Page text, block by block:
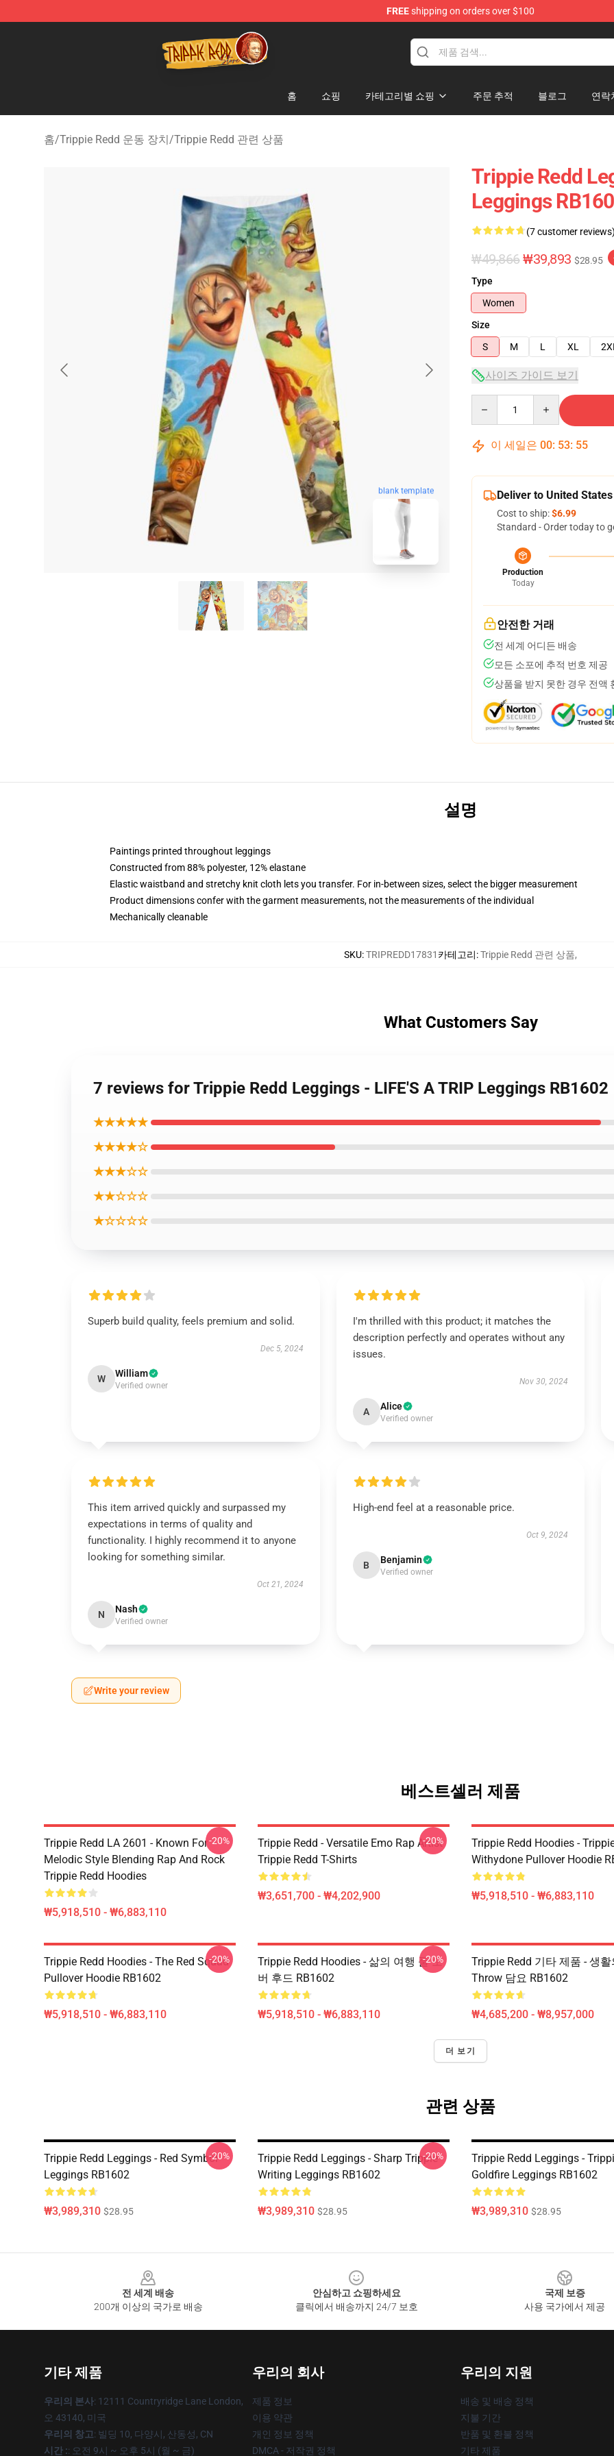
FREEshipping on orders over $100
Trippie Redd Store - Official Trippie Redd Merchandise Shop
홈 쇼핑 카테고리별 쇼핑 주문 추적 블로그 연락
홈/Trippie Redd 운동 장치/Trippie Redd 관련 상품
blank template
Trippie Redd
Leggings
(7 customer
₩49,866₩39,893 $28.95
Type
Women
Size
S
M L XL
사이즈 가이드 보기
이 세일은 00: 53: 54
Deliver to United States
Cost to ship:$6.99
Standard - Order today to
Production
Today
안전한 거래
전 세계 어디든 배송
모든 소포에 추적 번호 제공
상품을 받지 못한 경우 전액
설명
Paintings printed throughout leggings
Constructed from 88% polyester, 12% elastane
Elastic waistband and stretchy knit cloth lets you transfer. For in-between sizes, select the bigger measurement
Product dimensions confer with the garment measurements, not the measurements of the individual
Mechanically cleanable
SKU:TRIPREDD17831 카테고리:Trippie Redd 관련 상품,
What Customers Say
7 reviews for Trippie Redd Leggings - LIFE'S A TRIP Leggings RB1602
★★★★★
★★★★☆
★★★☆☆
★★☆☆☆
★☆☆☆☆
Superb build quality, feels premium and solid.
Dec 5, 2024
W William
Verified owner
I'm thrilled with this product; it matches the
description perfectly and operates without any
issues.
Nov 30, 2024
A Alice
Verified owner
This item arrived quickly and surpassed my
expectations in terms of quality and
functionality. I highly recommend it to anyone
looking for something similar.
Oct 21, 2024
N Nash
Verified owner
High-end feel at a reasonable price.
Oct 9, 2024
B Benjamin
Verified owner
Write your review
베스트셀러 제품
Trippie Redd LA 2601 - Known For
Melodic Style Blending Rap And Rock
Trippie Redd Hoodies
₩5,918,510 - ₩6,883,110
-20%
Trippie Redd - Versatile Emo Rap Artist
Trippie Redd T-Shirts
₩3,651,700 - ₩4,202,900
-20%
Trippie Redd Hoodies -
Withydone Pullover Hoodie
₩5,918,510 - ₩6,883,110
Trippie Redd Hoodies - The Red Squad
Pullover Hoodie RB1602
₩5,918,510 - ₩6,883,110
-20%
Trippie Redd Hoodies - 삶의 여행 풀 오
버 후드 RB1602
₩5,918,510 - ₩6,883,110
-20%
Trippie Redd 기타 제품 - 생활
Throw 담요 RB1602
₩4,685,200 - ₩8,957,000
더 보기
관련 상품
Trippie Redd Leggings - Red Symbol
Leggings RB1602
₩3,989,310 $28.95
-20%
Trippie Redd Leggings - Sharp Trippie
Writing Leggings RB1602
₩3,989,310 $28.95
-20%
Trippie Redd Leggings -
Goldfire Leggings RB1602
₩3,989,310 $28.95
전 세계 배송
200개 이상의 국가로 배송
안심하고 쇼핑하세요
클릭에서 배송까지 24/7 보호
국제 보증
사용 국가에서 제공
기타 제품
우리의 본사: 12111 Countryridge Lane London,
오 43140, 미국
우리의 창고: 빌딩 10, 다양시, 산동성, CN
시간 :: 오전 9시 ~ 오후 5시 (월 ~ 금)
우리의 회사
제품 정보
이용 약관
개인 정보 정책
DMCA - 저작권 정책
우리의 지원
배송 및 배송 정책
지불 기간
반품 및 환불 정책
기타 제품